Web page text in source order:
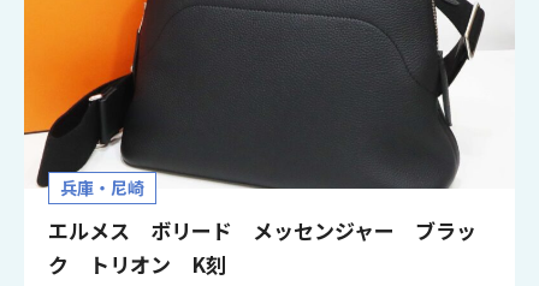
兵庫・尼崎
エルメス ボリード メッセンジャー ブラッ
ク トリオン K刻